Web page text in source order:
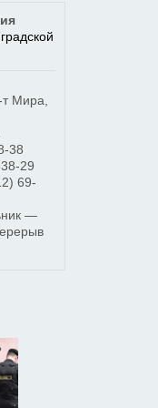
Мира,
38
29
69-
—